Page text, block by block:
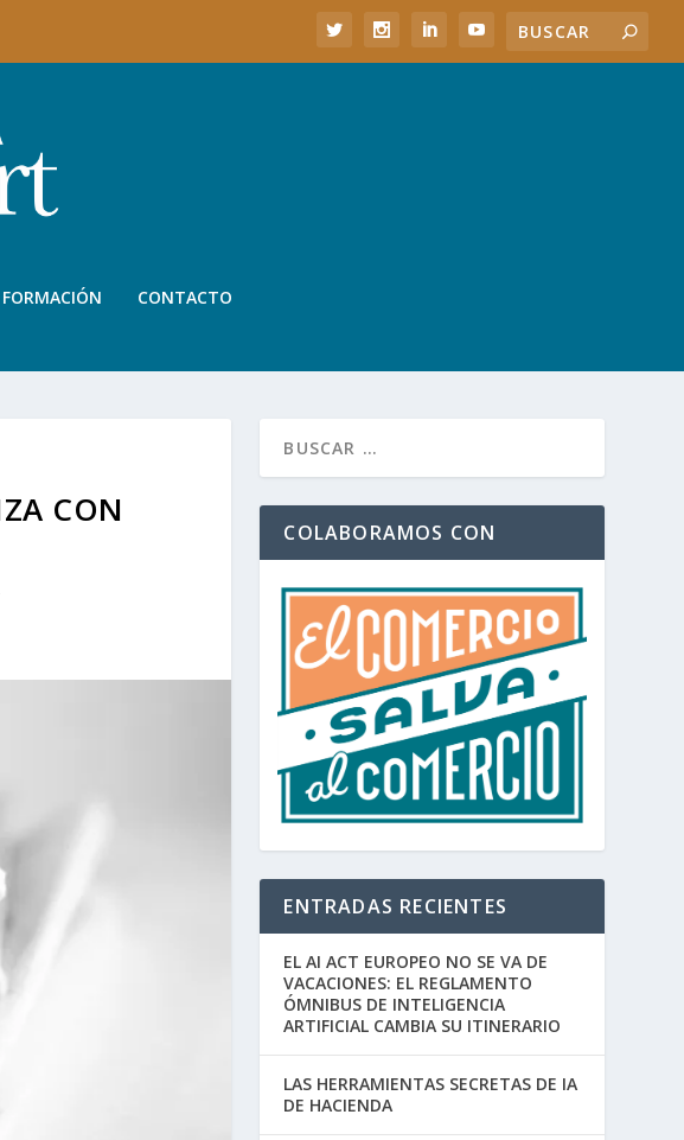
FORMACIÓN CONTACTO
CON
COLABORAMOS CON
ENTRADAS RECIENTES
EL AI ACT EUROPEO NO SE VA DE
VACACIONES: EL REGLAMENTO
ÓMNIBUS DE INTELIGENCIA
ARTIFICIAL CAMBIA SU ITINERARIO
LAS HERRAMIENTAS SECRETAS DE IA
DE HACIENDA